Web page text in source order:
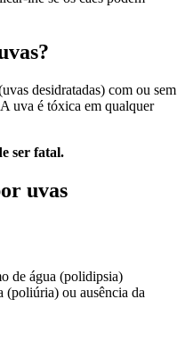
desidratadas) com ou sem
uva é tóxica em qualquer
ser fatal.
uvas
de água (polidipsia)
(poliúria) ou ausência da